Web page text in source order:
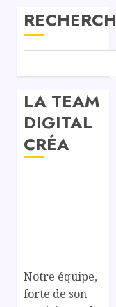
LA TEAM
DIGITAL
CRÉA
Notre équipe,
forte de son